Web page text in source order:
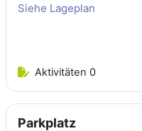
Siehe Lageplan
Aktivitäten 0
Parkplatz